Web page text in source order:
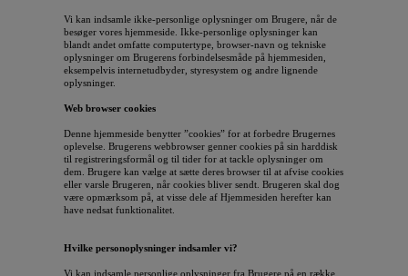
Vi kan indsamle ikke-personlige oplysninger om Brugere, når de
besøger vores hjemmeside. Ikke-personlige oplysninger kan
blandt andet omfatte computertype, browser-navn og tekniske
oplysninger om Brugerens forbindelsesmåde på hjemmesiden,
eksempelvis internetudbyder, styresystem og andre lignende
oplysninger.
Web browser cookies
Denne hjemmeside benytter ”cookies” for at forbedre Brugernes
oplevelse. Brugerens webbrowser genner cookies på sin harddisk
til registreringsformål og til tider for at tackle oplysninger om
dem. Brugere kan vælge at sætte deres browser til at afvise cookies
eller varsle Brugeren, når cookies bliver sendt. Brugeren skal dog
være opmærksom på, at visse dele af Hjemmesiden herefter kan
have nedsat funktionalitet.
Hvilke personoplysninger indsamler vi?
Vi kan indsamle personlige oplysninger fra Brugere på en række